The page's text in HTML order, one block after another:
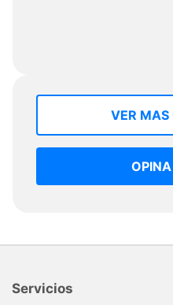
VER MAS
Servicios